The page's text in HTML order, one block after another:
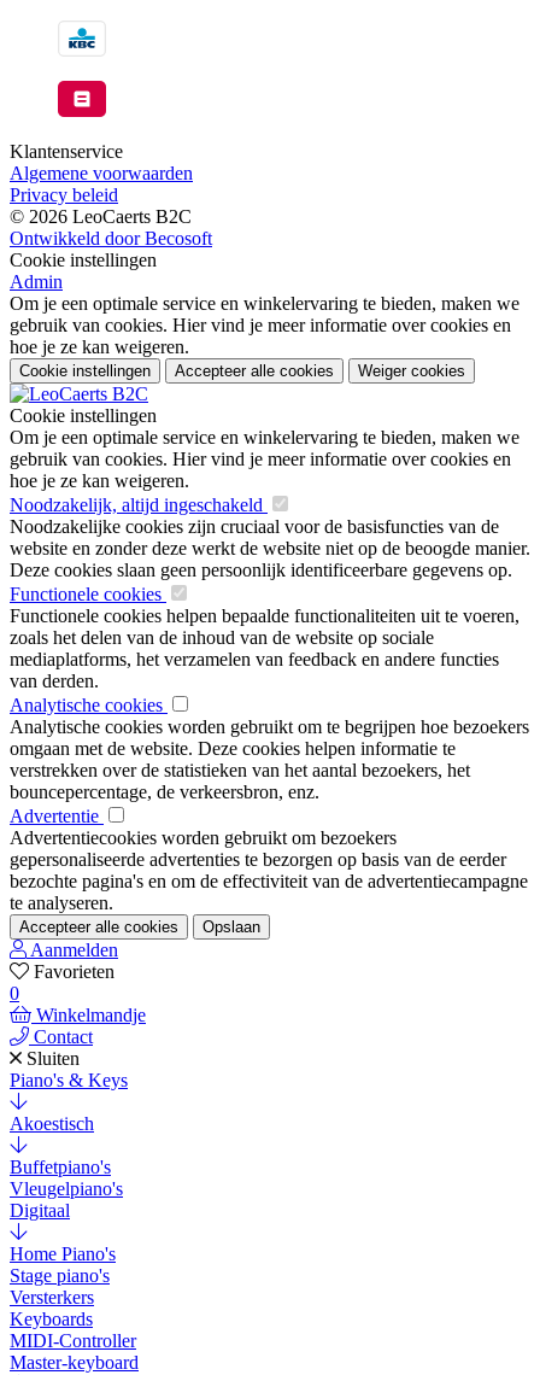
Klantenservice
Algemene voorwaarden
Privacy beleid
© 2026 LeoCaerts B2C
Ontwikkeld door Becosoft
Cookie instellingen
Admin
Om je een optimale service en winkelervaring te bieden, maken we
gebruik van cookies. Hier vind je meer informatie over cookies en
hoe je ze kan weigeren.
Cookie instellingen Accepteer alle cookies Weiger cookies
Cookie instellingen
Om je een optimale service en winkelervaring te bieden, maken we
gebruik van cookies. Hier vind je meer informatie over cookies en
hoe je ze kan weigeren.
Noodzakelijk, altijd ingeschakeld
Noodzakelijke cookies zijn cruciaal voor de basisfuncties van de
website en zonder deze werkt de website niet op de beoogde manier.
Deze cookies slaan geen persoonlijk identificeerbare gegevens op.
Functionele cookies
Functionele cookies helpen bepaalde functionaliteiten uit te voeren,
zoals het delen van de inhoud van de website op sociale
mediaplatforms, het verzamelen van feedback en andere functies
van derden.
Analytische cookies
Analytische cookies worden gebruikt om te begrijpen hoe bezoekers
omgaan met de website. Deze cookies helpen informatie te
verstrekken over de statistieken van het aantal bezoekers, het
bouncepercentage, de verkeersbron, enz.
Advertentie
Advertentiecookies worden gebruikt om bezoekers
gepersonaliseerde advertenties te bezorgen op basis van de eerder
bezochte pagina's en om de effectiviteit van de advertentiecampagne
te analyseren.
Accepteer alle cookies Opslaan
Aanmelden
Favorieten
0
Winkelmandje
Contact
Sluiten
Piano's & Keys
Akoestisch
Buffetpiano's
Vleugelpiano's
Digitaal
Home Piano's
Stage piano's
Versterkers
Keyboards
MIDI-Controller
Master-keyboard